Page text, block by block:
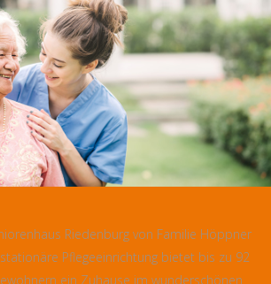
Riedenburg von Familie Höppner
Pflegeeinrichtung bietet bis zu 92
ein Zuhause im wunderschönen